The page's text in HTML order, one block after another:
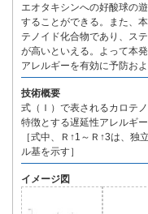
エオタキシンへの好酸球の
することができる。また、
テノイド化合物であり、ス
が高いといえる。よって本
アレルギーを有効に予防お
技術概要
式（Ｉ）で表されるカロテ
特徴とする遅延性アレルギー
［式中、Ｒ↑1～Ｒ↑3は、独
ル基を示す］
イメージ図